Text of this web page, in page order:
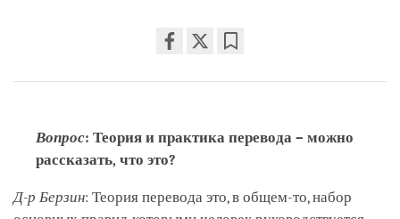
on
Вопрос: Теория и практика перевода – можно
рассказать, что это?
Д-р Берзин: Теория перевода это, в общем-то, набор